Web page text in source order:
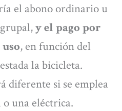
el abono ordinario u
y el pago por
, en función del
la bicicleta.
diferente si se emplea
una eléctrica.